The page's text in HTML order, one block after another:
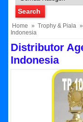
Home » Trophy & Piala
Indonesia
Distributor
Indonesia